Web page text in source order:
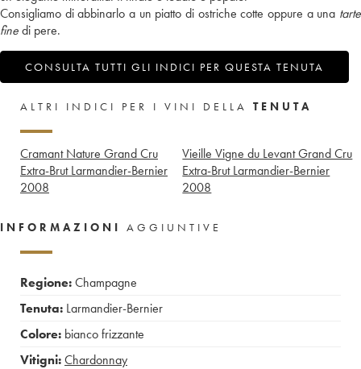
Consigliamo di abbinarlo a un piatto di ostriche cotte oppure a una tarte
finedi pere.
CONSULTA TUTTI GLI INDICI PER QUESTA TENUTA
ALTRI INDICI PER I VINI DELLA TENUTA
Cramant Nature Grand Cru
Extra-Brut Larmandier-Bernier
2008
Vieille Vigne du Levant Grand Cru
Extra-Brut Larmandier-Bernier
2008
INFORMAZIONI AGGIUNTIVE
Regione:Champagne
Tenuta: Larmandier-Bernier
Colore: bianco frizzante
Vitigni:Chardonnay